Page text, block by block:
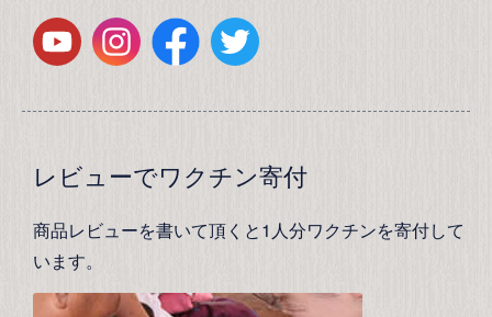
レビューでワクチン寄付
商品レビューを書いて頂くと1人分ワクチンを寄付して
います。